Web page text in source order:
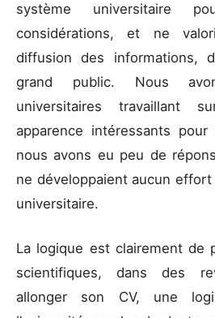
système universitaire
considérations, et ne
diffusion des informations,
grand public. Nous
universitaires travaillant
apparence intéressants pour
nous avons eu peu de
ne développaient aucun
universitaire.
La logique est clairement de
scientifiques, dans des
allonger son CV, une